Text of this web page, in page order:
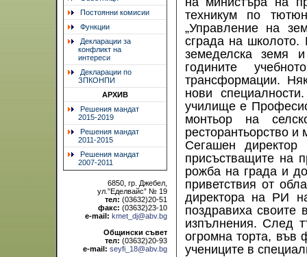
Постоянни комисии
Функции
Декларации за
конфликт на
интереси
Декларации по
ЗПКОНПИ
АРХИВ
Решения мандат
2015-2019
Решения мандат
2011-2015
Решения мандат
2007-2011
6850, гр. Джебел,
ул.”Еделвайс” № 19
тел: (03632)20-51
факс: (03632)23-10
e-mail: kmet_dj@abv.bg
Общински съвет
тел: (03632)20-93
e-mail: seyfi_18@abv.bg
техникум по
„Управление на
сграда на школото.
земеделска земя
годините
трансформации.
нови
училище е
монтьор на
ресторантьорство
Сегашен
присъстващите на
рожба на града и
приветствия от
директора на РИ
поздравиха своите
изпълнения. След
огромна торта, във
учениците в